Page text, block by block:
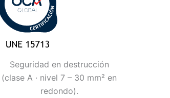
Seguridad en destrucción
(clase A · nivel 7 – 30 mm² en
redondo).